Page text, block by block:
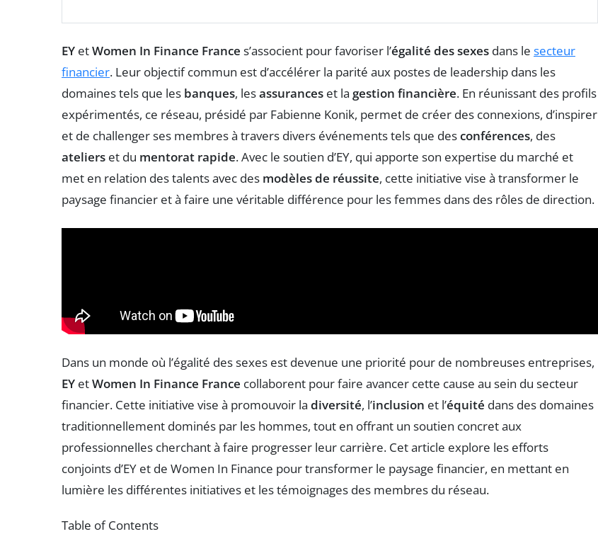
EY etWomen In Finance France s’associent pour favoriser l’égalité des sexes dans le secteur
financier. Leur objectif commun est d’accélérer la parité aux postes de leadership dans les
domaines tels que les banques, lesassurances et la gestion financière. En réunissant des profils
expérimentés, ce réseau, présidé par Fabienne Konik, permet de créer des connexions, d’inspirer
et de challenger ses membres à travers divers événements tels que desconférences, des
ateliers et du mentorat rapide. Avec le soutien d’EY, qui apporte son expertise du marché et
met en relation des talents avec des modèles de réussite, cette initiative vise à transformer le
paysage financier et à faire une véritable différence pour les femmes dans des rôles de direction.
Dans un monde où l’égalité des sexes est devenue une priorité pour de nombreuses entreprises,
EY etWomen In Finance France collaborent pour faire avancer cette cause au sein du secteur
financier. Cette initiative vise à promouvoir la diversité, l’inclusion et l’équité dans des domaines
traditionnellement dominés par les hommes, tout en offrant un soutien concret aux
professionnelles cherchant à faire progresser leur carrière. Cet article explore les efforts
conjoints d’EY et de Women In Finance pour transformer le paysage financier, en mettant en
lumière les différentes initiatives et les témoignages des membres du réseau.
Table of Contents